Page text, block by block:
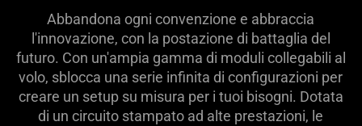
Abbandona ogni convenzione e abbraccia
l'innovazione, con la postazione di battaglia del
futuro. Con un'ampia gamma di moduli collegabili al
volo, sblocca una serie infinita di configurazioni per
creare un setup su misura per i tuoi bisogni. Dotata
di un circuito stampato ad alte prestazioni, le